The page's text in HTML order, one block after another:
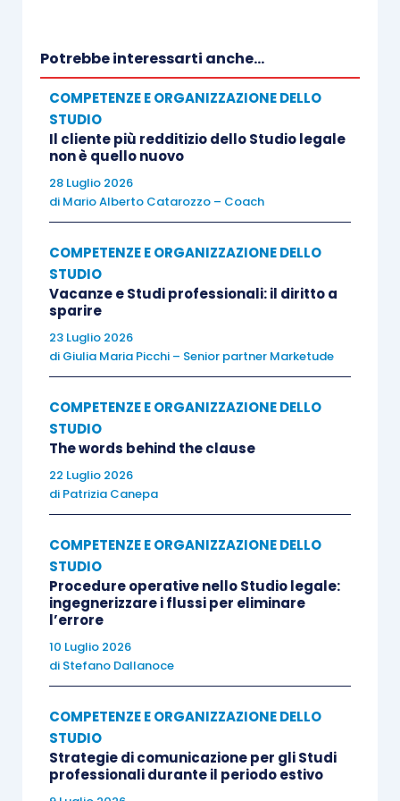
tutela il corretto funzionamento dei rapporti
fiduciari tra professionisti. Il mancato pagamento
viene quindi considerato non come un semplice
condotta suscettibile di incidere sul decoro, sulla
lealtà e sull’affidamento reciproco tra avvocati.
È proprio questa impostazione che consente al
Consiglio Nazionale Forense di ricondurre la
violazione nell’ambito degli illeciti permanenti. La
condotta omissiva, secondo la qualificazione
adottata dal CNF, non si esaurisce nel momento
iniziale del mancato pagamento ma continua a
protrarsi sino all’adempimento oppure fino al
sanabile la violazione.
La sentenza ribadisce, inoltre, il consolidato
orientamento secondo cui, in materia
disciplinare, il regime prescrizionale applicabile è
quello vigente al momento della commissione del
fatto ovvero, negli illeciti permanenti, al momento
della cessazione della permanenza. In tale
retroattiva dellojus superveniensin materia di
prescrizione disciplinare.
Potrebbe interessarti anche...
COMPETENZE E ORGANIZZAZIONE DELLO
STUDIO
Il cliente più redditizio dello Studio legale
non è quello nuovo
28 Luglio 2026
di Mario Alberto Catarozzo – Coach
COMPETENZE E ORGANIZZAZIONE DELLO
STUDIO
Vacanze e Studi professionali: il diritto a
sparire
23 Luglio 2026
di Giulia Maria Picchi – Senior partner Marketude
COMPETENZE E ORGANIZZAZIONE DELLO
STUDIO
The words behind the clause
22 Luglio 2026
di Patrizia Canepa
COMPETENZE E ORGANIZZAZIONE DELLO
STUDIO
Procedure operative nello Studio legale:
ingegnerizzare i flussi per eliminare
l’errore
10 Luglio 2026
di Stefano Dallanoce
COMPETENZE E ORGANIZZAZIONE DELLO
STUDIO
Strategie di comunicazione per gli Studi
professionali durante il periodo estivo